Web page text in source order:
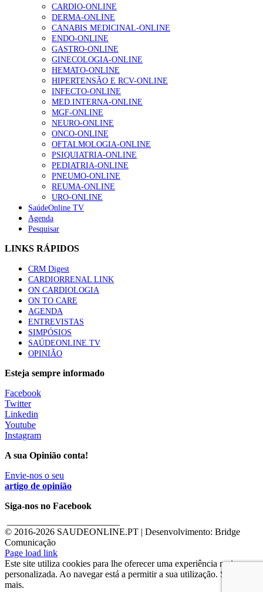
CARDIO-ONLINE
DERMA-ONLINE
CANABIS MEDICINAL-ONLINE
ENDO-ONLINE
GASTRO-ONLINE
GINECOLOGIA-ONLINE
HEMATO-ONLINE
HIPERTENSÃO E RCV-ONLINE
INFECTO-ONLINE
MED.INTERNA-ONLINE
MGF-ONLINE
NEURO-ONLINE
ONCO-ONLINE
OFTALMOLOGIA-ONLINE
PSIQUIATRIA-ONLINE
PEDIATRIA-ONLINE
PNEUMO-ONLINE
REUMA-ONLINE
URO-ONLINE
SaúdeOnline TV
Agenda
Pesquisar
LINKS RÁPIDOS
CRM Digest
CARDIORRENAL LINK
ON CARDIOLOGIA
ON TO CARE
AGENDA
ENTREVISTAS
SIMPÓSIOS
SAÚDEONLINE.TV
OPINIÃO
Esteja sempre informado
Facebook
Twitter
Linkedin
Youtube
Instagram
A sua Opinião conta!
Envie-nos o seu
artigo de opinião
Siga-nos no Facebook
© 2016-2026 SAUDEONLINE.PT | Desenvolvimento: Bridge
Comunicação
Page load link
Este site utiliza cookies para lhe oferecer uma experiência mais
personalizada. Ao navegar está a permitir a sua utilização. Saber
mais.